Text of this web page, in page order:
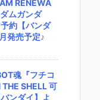
RENEWA
ムガンダ
約【バンダ
発売予定♪
魂『フチコ
SHELL 可
ンダイ】よ